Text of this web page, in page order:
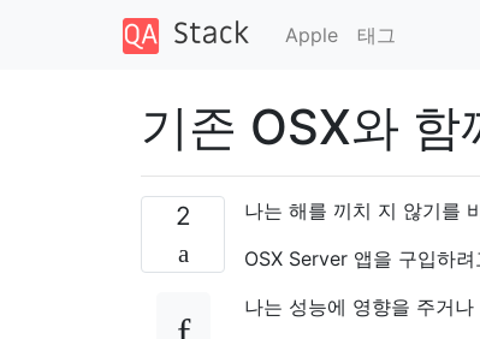
Apple 태그
기존 OSX와
2
나는 해를 끼치 지 않기를
OSX Server 앱을 구입하
나는 성능에 영향을 주거